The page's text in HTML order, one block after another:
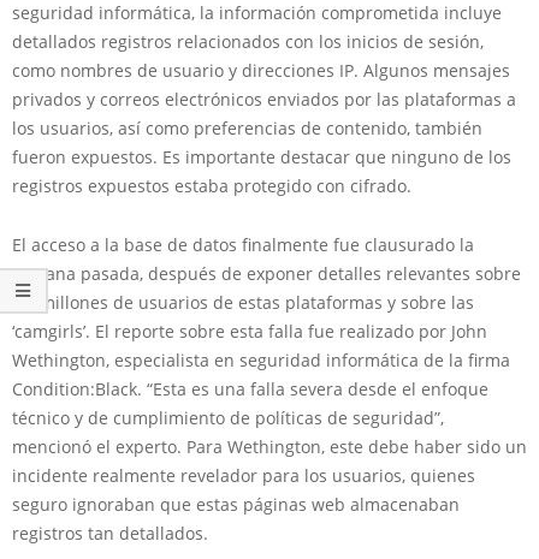
seguridad informática, la información comprometida incluye
detallados registros relacionados con los inicios de sesión,
como nombres de usuario y direcciones IP. Algunos mensajes
privados y correos electrónicos enviados por las plataformas a
los usuarios, así como preferencias de contenido, también
fueron expuestos. Es importante destacar que ninguno de los
registros expuestos estaba protegido con cifrado.
El acceso a la base de datos finalmente fue clausurado la
semana pasada, después de exponer detalles relevantes sobre
los millones de usuarios de estas plataformas y sobre las
‘camgirls’. El reporte sobre esta falla fue realizado por John
Wethington, especialista en seguridad informática de la firma
Condition:Black. “Esta es una falla severa desde el enfoque
técnico y de cumplimiento de políticas de seguridad”,
mencionó el experto. Para Wethington, este debe haber sido un
incidente realmente revelador para los usuarios, quienes
seguro ignoraban que estas páginas web almacenaban
registros tan detallados.